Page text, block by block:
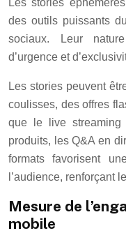
Les stories
des outils puissants
sociaux. Leur
d’urgence et
Les stories peuvent
coulisses, des offres
que le live
produits, les Q&A en
formats favorisent
l’audience, renforçant
Mesure de
mobile